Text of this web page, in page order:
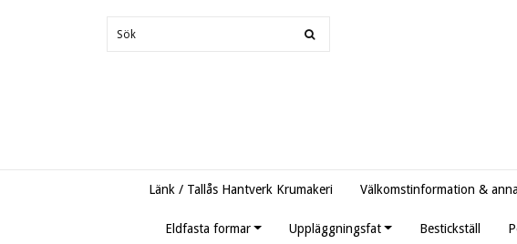
Länk / Tallås Hantverk Krumakeri Välkomstinformation &
Eldfasta formar Uppläggningsfat Bestickställ